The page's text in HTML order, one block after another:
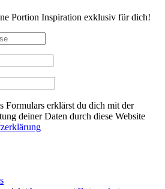
Portion Inspiration exklusiv für dich!
Formulars erklärst du dich mit der
deiner Daten durch diese Website